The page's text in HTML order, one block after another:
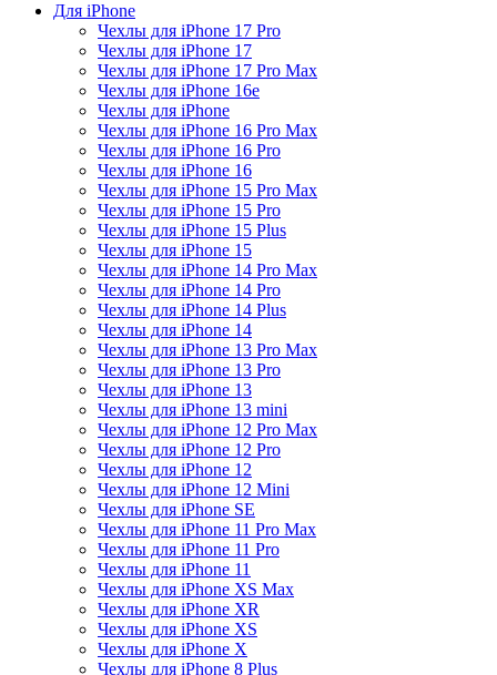
Для iPhone
Чехлы для iPhone 17 Pro
Чехлы для iPhone 17
Чехлы для iPhone 17 Pro Max
Чехлы для iPhone 16e
Чехлы для iPhone
Чехлы для iPhone 16 Pro Max
Чехлы для iPhone 16 Pro
Чехлы для iPhone 16
Чехлы для iPhone 15 Pro Max
Чехлы для iPhone 15 Pro
Чехлы для iPhone 15 Plus
Чехлы для iPhone 15
Чехлы для iPhone 14 Pro Max
Чехлы для iPhone 14 Pro
Чехлы для iPhone 14 Plus
Чехлы для iPhone 14
Чехлы для iPhone 13 Pro Max
Чехлы для iPhone 13 Pro
Чехлы для iPhone 13
Чехлы для iPhone 13 mini
Чехлы для iPhone 12 Pro Max
Чехлы для iPhone 12 Pro
Чехлы для iPhone 12
Чехлы для iPhone 12 Mini
Чехлы для iPhone SE
Чехлы для iPhone 11 Pro Max
Чехлы для iPhone 11 Pro
Чехлы для iPhone 11
Чехлы для iPhone XS Max
Чехлы для iPhone XR
Чехлы для iPhone XS
Чехлы для iPhone X
Чехлы для iPhone 8 Plus